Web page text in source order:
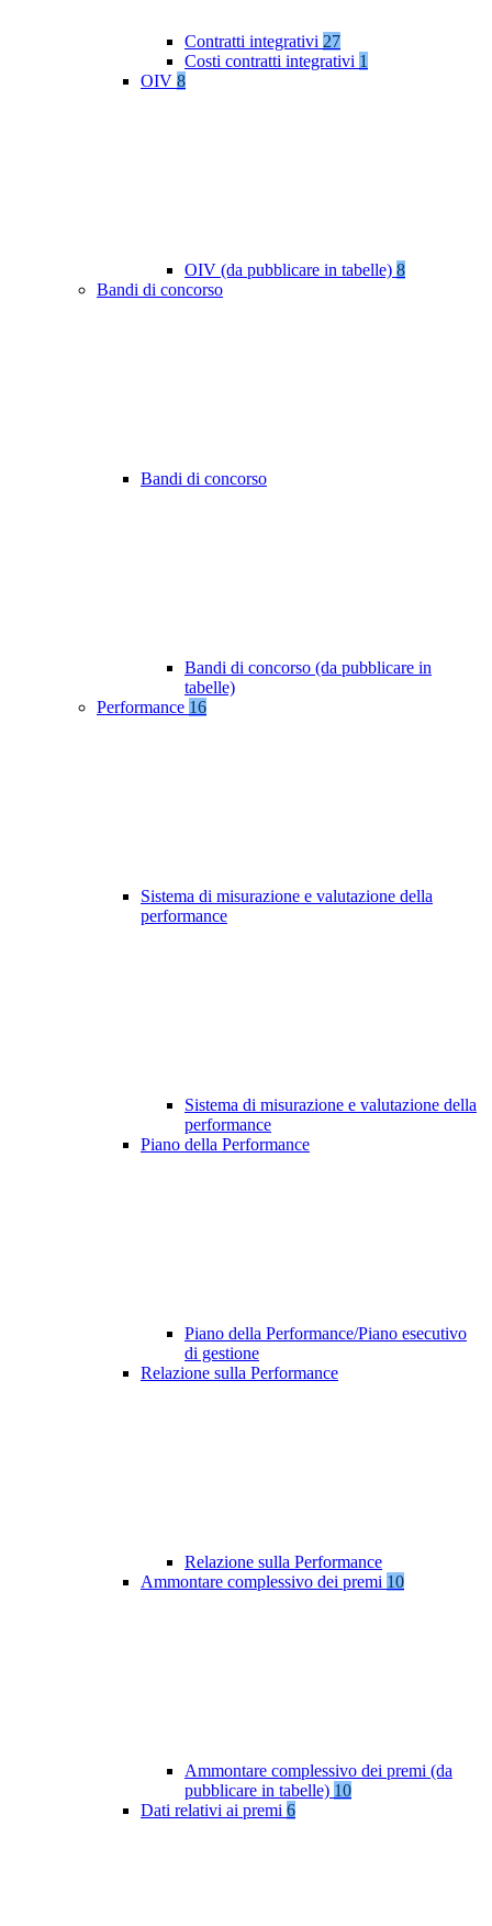
Contratti integrativi 27
Costi contratti integrativi 1
OIV 8
OIV (da pubblicare in tabelle) 8
Bandi di concorso
Bandi di concorso
Bandi di concorso (da pubblicare in
tabelle)
Performance 16
Sistema di misurazione e valutazione della
performance
Sistema di misurazione e valutazione della
performance
Piano della Performance
Piano della Performance/Piano esecutivo
di gestione
Relazione sulla Performance
Relazione sulla Performance
Ammontare complessivo dei premi 10
Ammontare complessivo dei premi (da
pubblicare in tabelle) 10
Dati relativi ai premi 6